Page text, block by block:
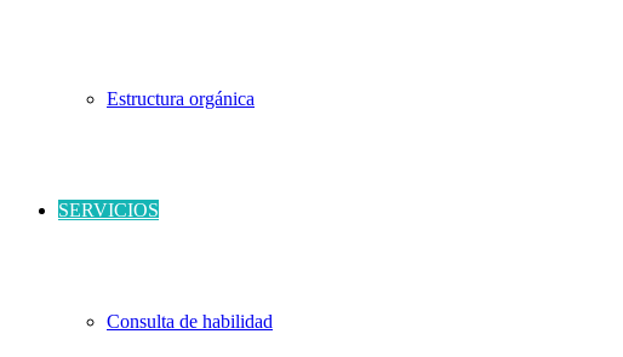
Estructura orgánica
SERVICIOS
Consulta de habilidad